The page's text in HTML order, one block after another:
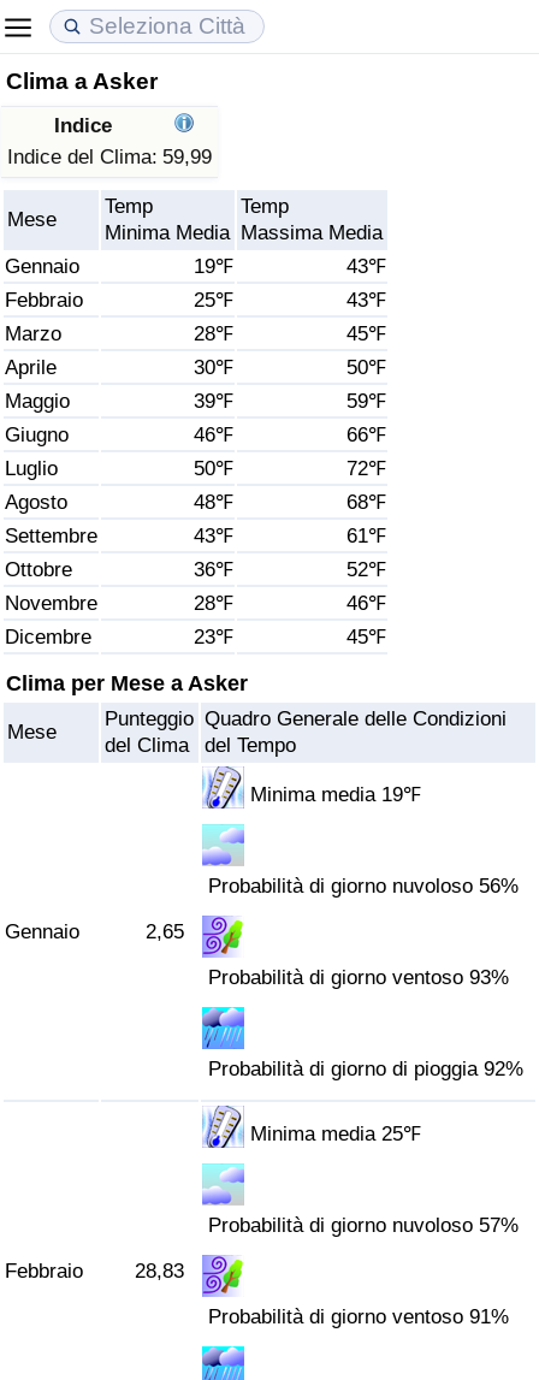
Clima a Asker
Indice
Indice del Clima: 59,99
Mese
Temp
Minima Media
Temp
Massima Media
Gennaio
19℉
43℉
Febbraio
25℉
43℉
Marzo
28℉
45℉
Aprile
30℉
50℉
Maggio
39℉
59℉
Giugno
46℉
66℉
Luglio
50℉
72℉
Agosto
48℉
68℉
Settembre
43℉
61℉
Ottobre
36℉
52℉
Novembre
28℉
46℉
Dicembre
23℉ 45℉
Clima per Mese a Asker
Mese
Punteggio
del Clima
Quadro Generale delle Condizioni
del Tempo
Gennaio 2,65
Minima media 19℉
Probabilità di giorno nuvoloso 56%
Probabilità di giorno ventoso 93%
Probabilità di giorno di pioggia 92%
Febbraio 28,83
Minima media 25℉
Probabilità di giorno nuvoloso 57%
Probabilità di giorno ventoso 91%
Costo della vita
Indice Del Costo Della Vita (corrente)
Indice Del Costo Della Vita
Indice del Costo della Vita per Nazione
ad Aqaba
Prezzi degli immobili
Indice del Prezzo delle Case (Corrente)
Indice del Prezzo delle Case
Indice del Prezzo delle Case per Nazione
Qualità della Vita
Indice della Qualità della Vita
Indice della Qualità della Vita (Corrente)
Indice della qualità della vita per Paese
Criminalità
Indice del Tasso di Criminalità (Corrente)
Indice della Criminalità
Indice di criminalità per paese
Assistenza Sanitaria
Indice dell’Assistenza Sanitaria (Corrente)
Indice dell’Assistenza Sanitaria per
Indice dell’Inquinamento (Corrente)
Indice di inquinamento
Indice dell’Inquinamento per Nazione
Indice del traffico (Corrente)
Indice del traffico per Nazione